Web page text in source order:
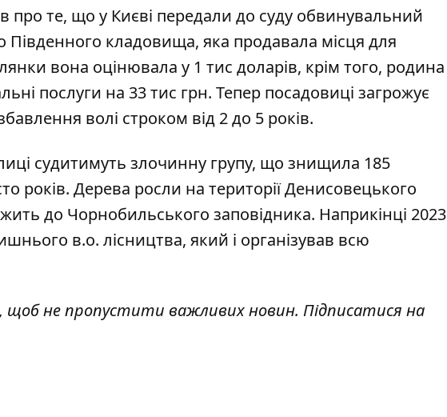
те, що у Києві передали до суду обвинувальний
Південного кладовища, яка продавала місця для
вона оцінювала у 1 тис доларів, крім того, родина
послуги на 33 тис грн. Тепер посадовиці загрожує
волі строком від 2 до 5 років.
судитимуть злочинну групу, що знищила 185
років. Дерева росли на території Денисовецького
до Чорнобильського заповідника. Наприкінці 2023
в.о. лісництва, який і організував всю
, щоб не пропустити важливих новин. Підписатися на